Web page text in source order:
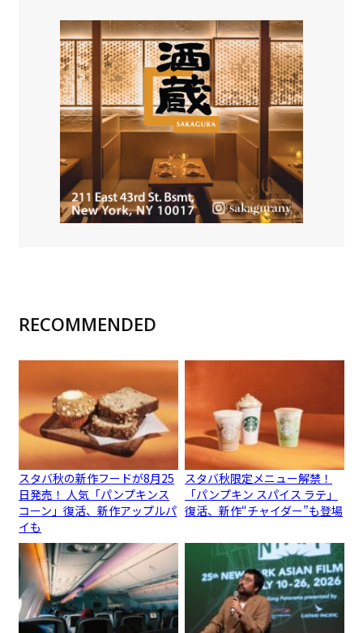
RECOMMENDED
スタバ秋の新作フードが8月25
日発売！ 人気「パンプキンス
コーン」復活、新作アップルパ
イも
スタバ秋限定メニュー解禁！
「パンプキン スパイス ラテ」
復活、新作“チャイダー”も登場